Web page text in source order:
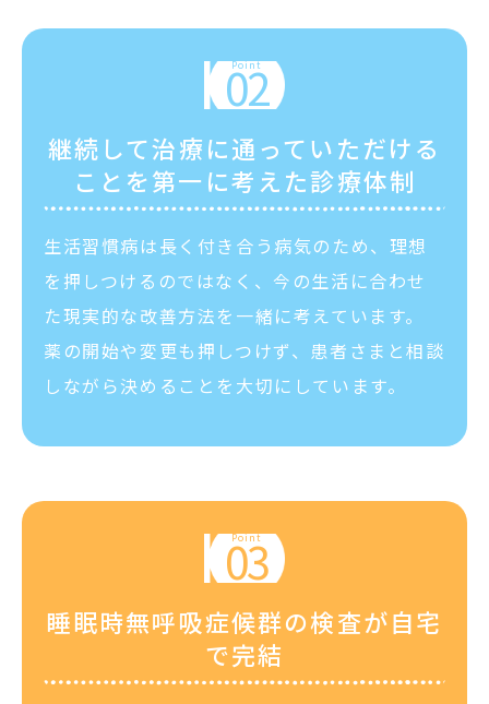
継続して治療に通っていただける
ことを第一に考えた診療体制
生活習慣病は長く付き合う病気のため、理想
を押しつけるのではなく、今の生活に合わせ
た現実的な改善方法を一緒に考えています。
薬の開始や変更も押しつけず、患者さまと相談
しながら決めることを大切にしています。
睡眠時無呼吸症候群の検査が自宅
で完結